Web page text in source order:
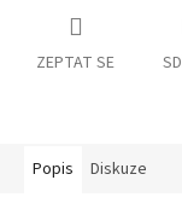
ZEPTAT SE
Popis Diskuze